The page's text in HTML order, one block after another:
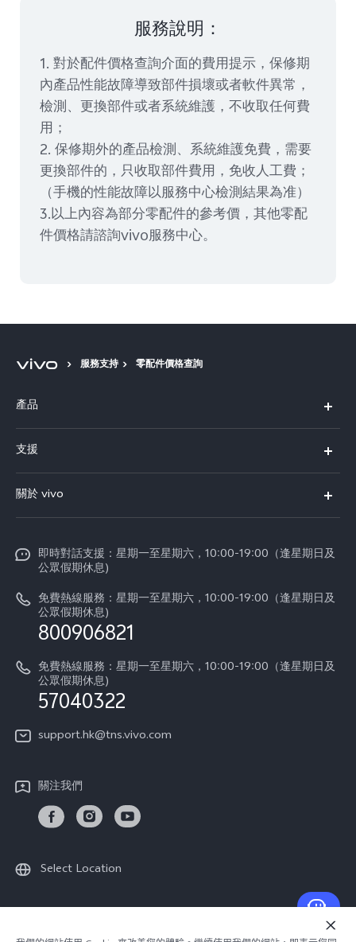
服務說明：
1. 對於配件價格查詢介面的費用提示，保修期
內產品性能故障導致部件損壞或者軟件異常，
檢測、更換部件或者系統維護，不收取任何費
用；
2. 保修期外的產品檢測、系統維護免費，需要
更換部件的，只收取部件費用，免收人工費；
（手機的性能故障以服務中心檢測結果為准）
3.以上內容為部分零配件的參考價，其他零配
件價格請諮詢vivo服務中心。
服務支持 零配件價格查詢
產品
X300
Y21d
V60
支援
服務中心
Funtouch OS
系統升級
零配件價格查詢
IMEI 碼驗證
維修進度
保修條款
客戶服務私隱聲明
關於 vivo
新聞資訊
vivo工作
法律聲明
關於我們
vivo 私隱中心
即時對話支援：星期一至星期六，10:00-19:00（逢星期日及
公眾假期休息)
免費熱線服務：星期一至星期六，10:00-19:00（逢星期日及
公眾假期休息)
800906821
免費熱線服務：星期一至星期六，10:00-19:00（逢星期日及
公眾假期休息)
57040322
support.hk@tns.vivo.com
關注我們
Select Location
© 2026 vivo Mobile Communication Co., Ltd. 保留一切權利.